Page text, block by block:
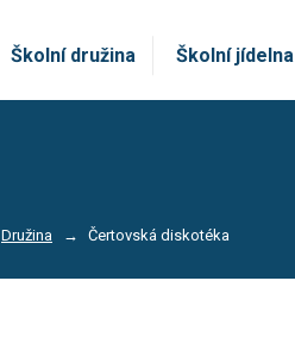
Školní družina Školní jídelna
Družina Čertovská diskotéka